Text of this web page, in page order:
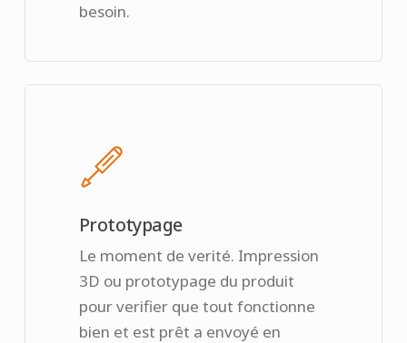
besoin.
Prototypage
Le moment de verité. Impression
3D ou prototypage du produit
pour verifier que tout fonctionne
bien et est prêt a envoyé en